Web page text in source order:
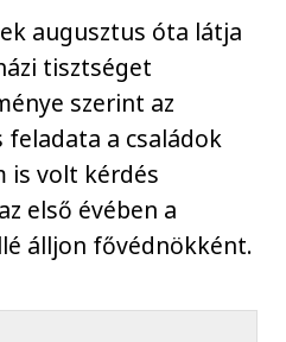
augusztus óta látja
tisztséget
szerint az
a családok
is volt kérdés
első évében a
álljon fővédnökként.